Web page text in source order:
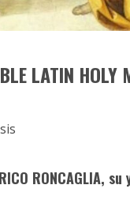
LATIN HOLY
RONCAGLIA,